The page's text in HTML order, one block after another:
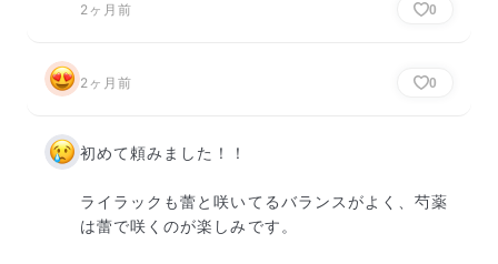
2ヶ月前 0
2ヶ月前 0
初めて頼みました！！
ライラックも蕾と咲いてるバランスがよく、芍薬
は蕾で咲くのが楽しみです。